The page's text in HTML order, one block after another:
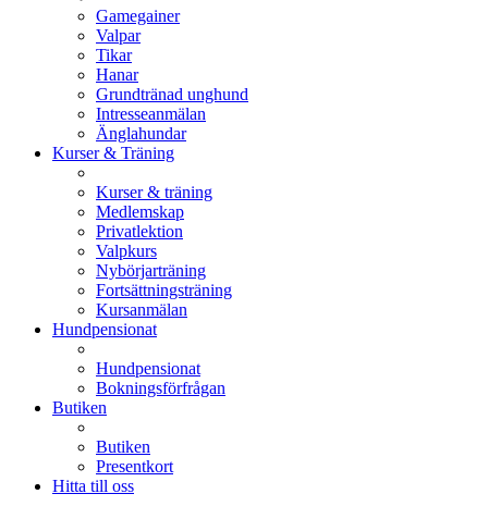
Gamegainer
Valpar
Tikar
Hanar
Grundtränad unghund
Intresseanmälan
Änglahundar
Kurser & Träning
Kurser & träning
Medlemskap
Privatlektion
Valpkurs
Nybörjarträning
Fortsättningsträning
Kursanmälan
Hundpensionat
Hundpensionat
Bokningsförfrågan
Butiken
Butiken
Presentkort
Hitta till oss